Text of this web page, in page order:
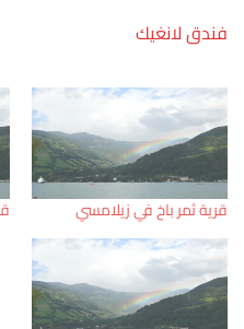
فندق لانغيك
قرية ثمر باخ في زيلامسي